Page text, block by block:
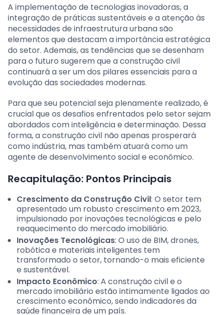
A implementação de tecnologias inovadoras, a
integração de práticas sustentáveis e a atenção às
necessidades de infraestrutura urbana são
elementos que destacam a importância estratégica
do setor. Ademais, as tendências que se desenham
para o futuro sugerem que a construção civil
continuará a ser um dos pilares essenciais para a
evolução das sociedades modernas.
Para que seu potencial seja plenamente realizado, é
crucial que os desafios enfrentados pelo setor sejam
abordados com inteligência e determinação. Dessa
forma, a construção civil não apenas prosperará
como indústria, mas também atuará como um
agente de desenvolvimento social e econômico.
Recapitulação: Pontos Principais
Crescimento da Construção Civil: O setor tem
apresentado um robusto crescimento em 2023,
impulsionado por inovações tecnológicas e pelo
reaquecimento do mercado imobiliário.
Inovações Tecnológicas: O uso de BIM, drones,
robótica e materiais inteligentes tem
transformado o setor, tornando-o mais eficiente
e sustentável.
Impacto Econômico: A construção civil e o
mercado imobiliário estão intimamente ligados ao
crescimento econômico, sendo indicadores da
saúde financeira de um país.